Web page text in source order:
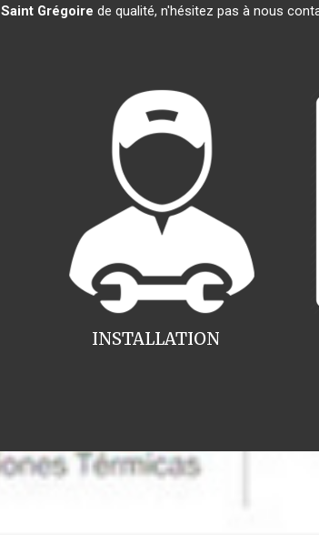
Saint Grégoire de qualité, n'hésitez pas à nous
INSTALLATION